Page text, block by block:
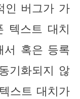
인 버그가 가
텍스트 대치
서 혹은 등록
기화되지 않
스트 대치가